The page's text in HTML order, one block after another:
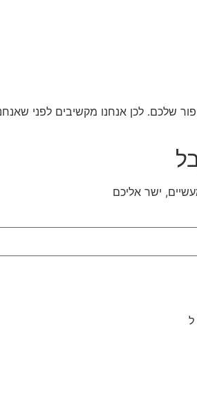
שלכם. לכן אנחנו מקשיבים לפני
ישר אליכם
ל